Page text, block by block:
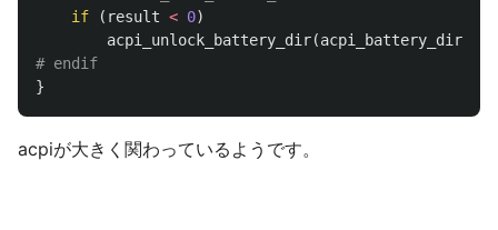
if
( result < 0)
acpi_unlock_battery_dir(acpi_battery_dir
}
acpiが大きく関わっているようです。